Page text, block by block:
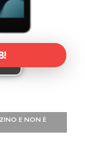
E NON È